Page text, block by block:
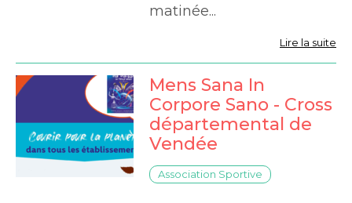
matinée...
Lire la suite
Mens Sana In
Corpore Sano - Cross
départemental de
Vendée
Association Sportive